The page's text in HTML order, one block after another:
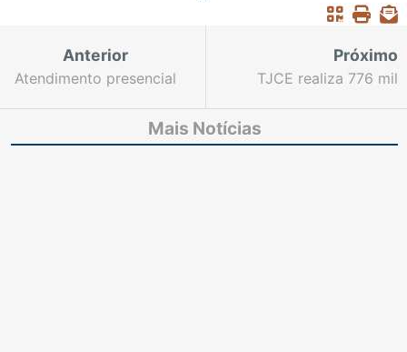
Anterior
Atendimento presencial
está suspenso até 20
de abril
Próximo
TJCE realiza 776 mil
processuais nas três
primeiras semanas de
Mais Notícias